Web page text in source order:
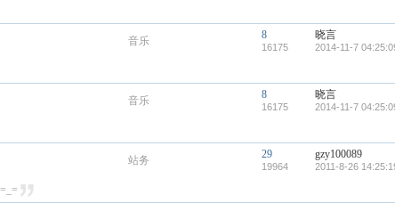
音乐 8
16175
晓言
2014-11-7
音乐 8
16175
晓言
2014-11-7
站务 29
19964
gzy100089
2011-8-26